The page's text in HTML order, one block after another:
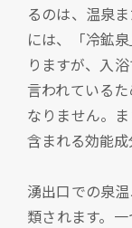
るのは、温泉
には、「冷鉱
りますが、入
言われている
なりません。
含まれる効能成
湧出口での泉
類されます。